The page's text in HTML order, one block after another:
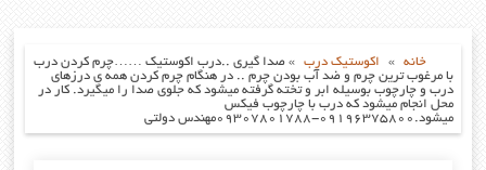
خانه » اکوستیک درب »صدا گیری ..درب اکوستیک ……چرم کردن درب
با مرغوب ترین چرم و ضد آب بودن چرم .. در هنگام چرم کردن همه ی درزهای
درب و چارچوب بوسیله ابر و تخته گرفته میشود که جلوی صدا را میگیرد. کار در
محل انجام میشود که درب با چارچوب فیکس
میشود.۰۹۱۹۶۳۷۵۸۰۰-۰۹۳۰۷۸۰۱۷۸۸مهندس دولتی